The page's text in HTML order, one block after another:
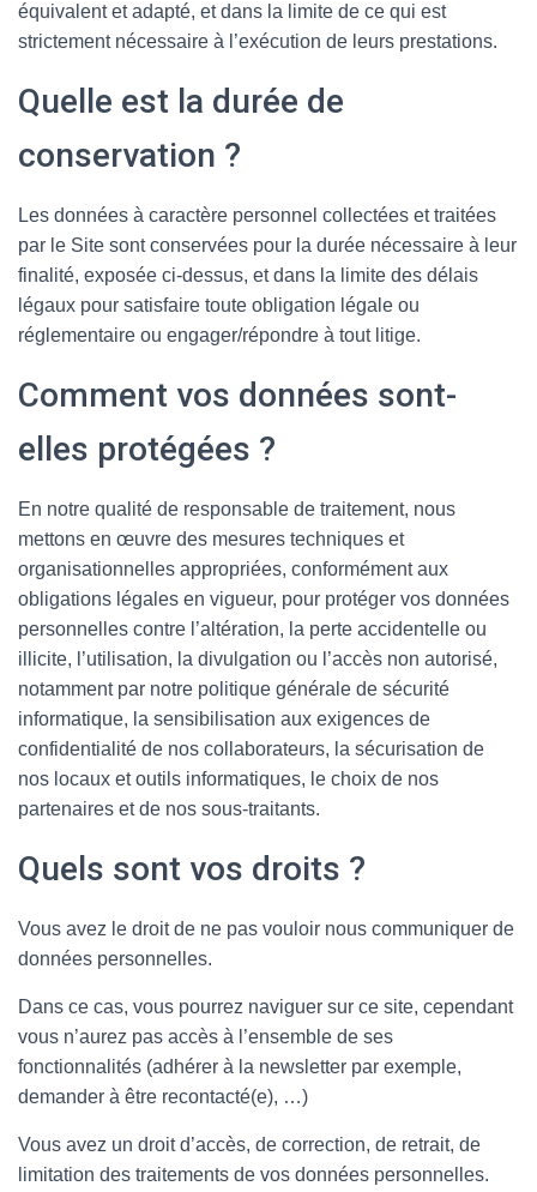
équivalent et adapté, et dans la limite de ce qui est
strictement nécessaire à l’exécution de leurs prestations.
Quelle est la durée de
conservation ?
Les données à caractère personnel collectées et traitées
par le Site sont conservées pour la durée nécessaire à leur
finalité, exposée ci-dessus, et dans la limite des délais
légaux pour satisfaire toute obligation légale ou
réglementaire ou engager/répondre à tout litige.
Comment vos données sont-
elles protégées ?
En notre qualité de responsable de traitement, nous
mettons en œuvre des mesures techniques et
organisationnelles appropriées, conformément aux
obligations légales en vigueur, pour protéger vos données
personnelles contre l’altération, la perte accidentelle ou
illicite, l’utilisation, la divulgation ou l’accès non autorisé,
notamment par notre politique générale de sécurité
informatique, la sensibilisation aux exigences de
confidentialité de nos collaborateurs, la sécurisation de
nos locaux et outils informatiques, le choix de nos
partenaires et de nos sous-traitants.
Quels sont vos droits ?
Vous avez le droit de ne pas vouloir nous communiquer de
données personnelles.
Dans ce cas, vous pourrez naviguer sur ce site, cependant
vous n’aurez pas accès à l’ensemble de ses
fonctionnalités (adhérer à la newsletter par exemple,
demander à être recontacté(e), …)
Vous avez un droit d’accès, de correction, de retrait, de
limitation des traitements de vos données personnelles.